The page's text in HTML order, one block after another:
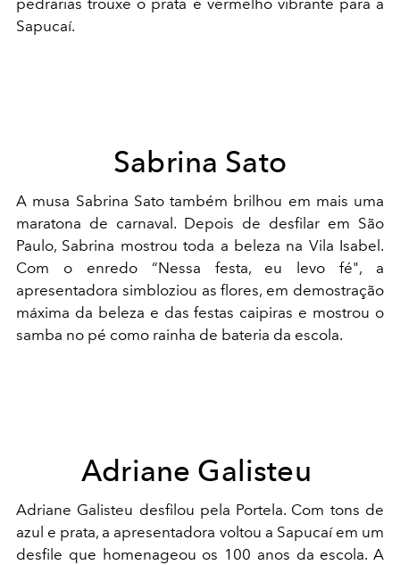
pedrarias trouxe o prata e vermelho vibrante para a
Sapucaí.
Sabrina Sato
A musa Sabrina Sato também brilhou em mais uma
maratona de carnaval. Depois de desfilar em São
Paulo, Sabrina mostrou toda a beleza na Vila Isabel.
Com o enredo “Nessa festa, eu levo fé", a
apresentadora simbloziou as flores, em demostração
máxima da beleza e das festas caipiras e mostrou o
samba no pé como rainha de bateria da escola.
Adriane Galisteu
Adriane Galisteu desfilou pela Portela. Com tons de
azul e prata, a apresentadora voltou a Sapucaí em um
desfile que homenageou os 100 anos da escola. A